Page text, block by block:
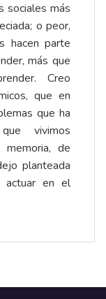
sociales más
o peor,
hacen parte
más que
Creo
que en
que ha
vivimos
de
planteada
actuar en el